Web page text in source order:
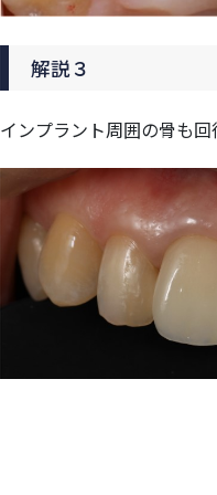
解説３
インプラント周囲の骨も